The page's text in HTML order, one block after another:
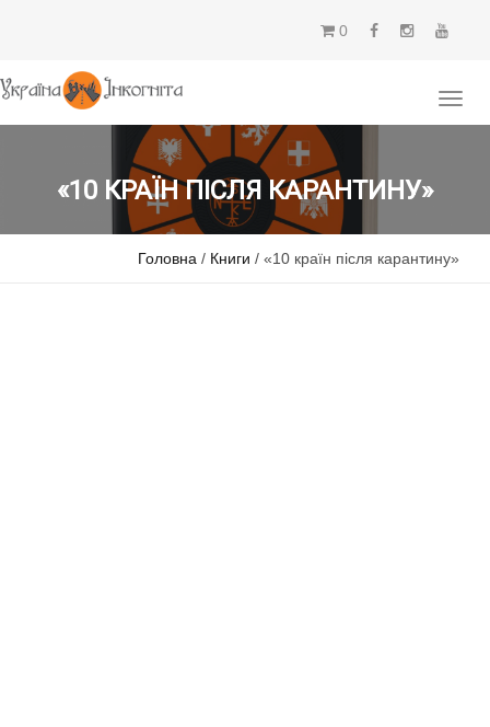
0
«10 КРАЇН ПІСЛЯ КАРАНТИНУ»
Головна / Книги / «10 країн після карантину»